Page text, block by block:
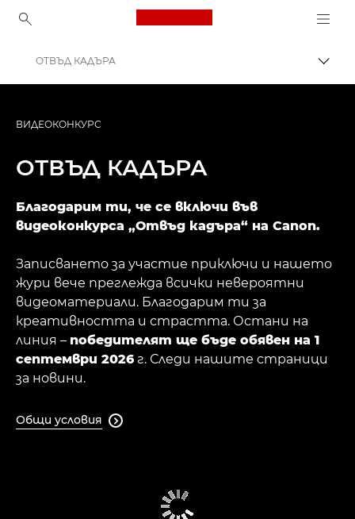
Canon Logo, back to
ОТВЪД КАДЪРА
ВИДЕОКОНКУРС
ОТВЪД КАДЪРА
Благодарим ти, че се включи във
видеоконкурса „Отвъд кадъра“ на Canon.
Записването за участие приключи и нашето
жури вече преглежда всички невероятни
видеоматериали. Благодарим ти за
креативността и страстта. Остани на
линия – победителят ще бъде обявен на 1
септември 2026 г. Следи нашите страници
за новини.
Общи условия 